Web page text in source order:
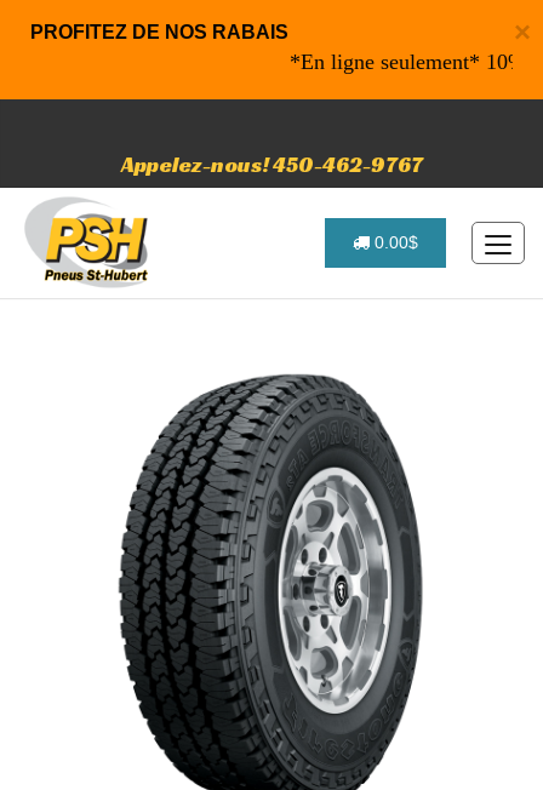
×
PROFITEZ DE NOS RABAIS
*En ligne seulement* 10% de
Appelez-nous! 450-462-9767
0.00$